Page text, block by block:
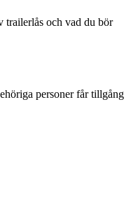
trailerlås och vad du bör
personer får tillgång